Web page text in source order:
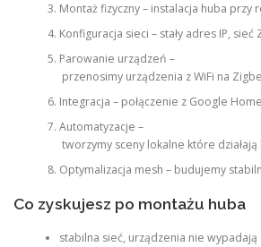
Montaż fizyczny – instalacja huba przy
Konfiguracja sieci – stały adres IP,
Parowanie urządzeń –
przenosimy urządzenia z WiFi na
Integracja – połączenie z Google
Automatyzacje –
tworzymy sceny lokalne które
Optymalizacja mesh – budujemy
Co zyskujesz po montażu huba
stabilna sieć, urządzenia nie wypadają